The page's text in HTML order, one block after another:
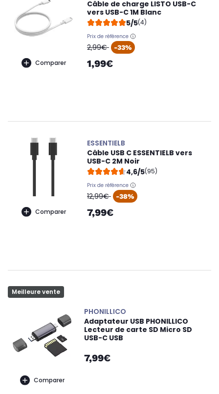
Comparer
Câble de charge LISTO USB-C
vers USB-C 1M Blanc
5/5(4)
Prix de référence
oldPrice
2,99€ -33%
1,99€
Comparer
ESSENTIELB
Câble USB C ESSENTIELB vers
USB-C 2M Noir
4,6/5(95)
Prix de référence
oldPrice
12,99€ -38%
7,99€
Meilleure vente
Comparer
PHONILLICO
Adaptateur USB PHONILLICO
Lecteur de carte SD Micro SD
USB-C USB
7,99€